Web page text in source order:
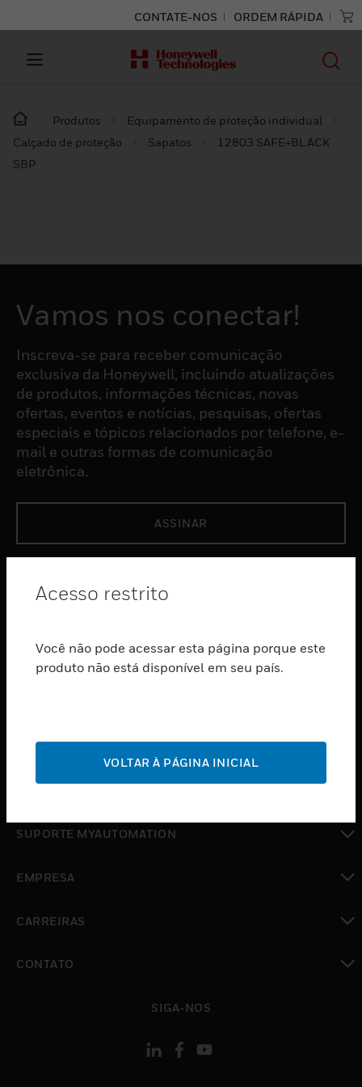
CONTATE-NOS ORDEM RÁPIDA
Produtos
Equipamento de proteção individual
Calçado de proteção
Sapatos
12803 SAFE+BLACK
SBP
Vamos nos conectar!
Inscreva-se para receber comunicação
exclusiva da Honeywell, incluindo atualizações
de produtos, informações técnicas, novas
ofertas, eventos e notícias, pesquisas, ofertas
especiais e tópicos relacionados por telefone, e-
mail e outras formas de comunicação
eletrônica.
ASSINAR
toggle view
toggle view
SERVIÇOS
SUPORTE
toggle view
toggle view
SUPORTE MYAUTOMATION
EMPRESA
CARREIRAS
CONTATO
SIGA-NOS
Acesso restrito
Você não pode acessar esta página porque este
produto não está disponível em seu país.
VOLTAR À PÁGINA INICIAL